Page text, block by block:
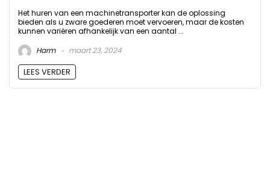
Het huren van een machinetransporter kan de oplossing
bieden als u zware goederen moet vervoeren, maar de kosten
kunnen variëren afhankelijk van een aantal ...
Harm
maart 23, 2024
LEES VERDER